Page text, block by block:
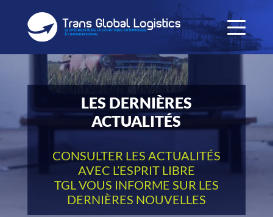
LES DERNIÈRES
ACTUALITÉS
CONSULTER LES ACTUALITÉS
AVEC L’ESPRIT LIBRE
TGL VOUS INFORME SUR LES
DERNIÈRES NOUVELLES